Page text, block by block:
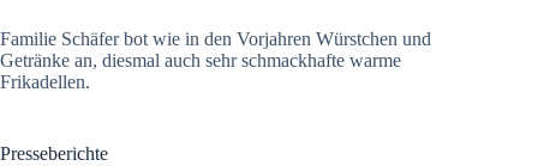
Familie Schäfer bot wie in den Vorjahren Würstchen und
Getränke an, diesmal auch sehr schmackhafte warme
Frikadellen.
Presseberichte